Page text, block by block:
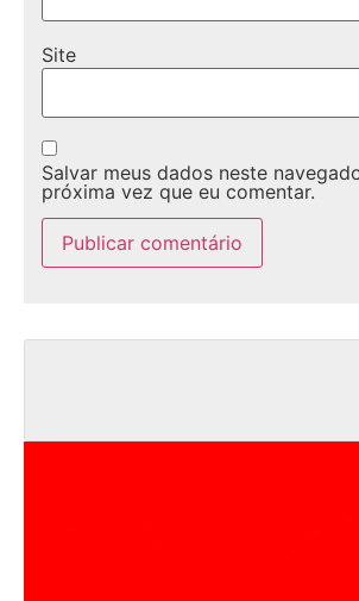
Site
Salvar meus dados neste
próxima vez que eu comentar.